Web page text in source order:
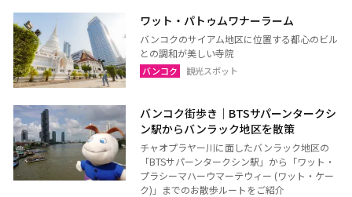
ワット・パトゥムワナーラーム
バンコクのサイアム地区に位置する都心のビル
との調和が美しい寺院
バンコク 観光スポット
バンコク街歩き｜BTSサパーンタークシ
ン駅からバンラック地区を散策
チャオプラヤー川に面したバンラック地区の
「BTSサパーンタークシン駅」から「ワット・
プラシーマハーウマーテウィー (ワット・ケー
ク)」までのお散歩ルートをご紹介